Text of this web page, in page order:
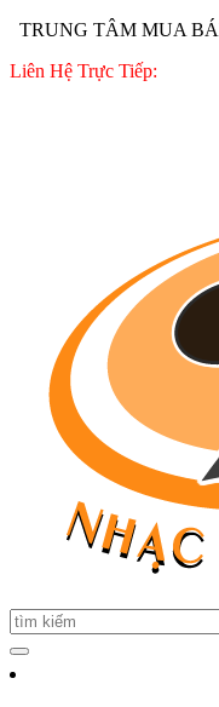
TRUNG TÂM MUA
Liên Hệ Trực Tiếp: